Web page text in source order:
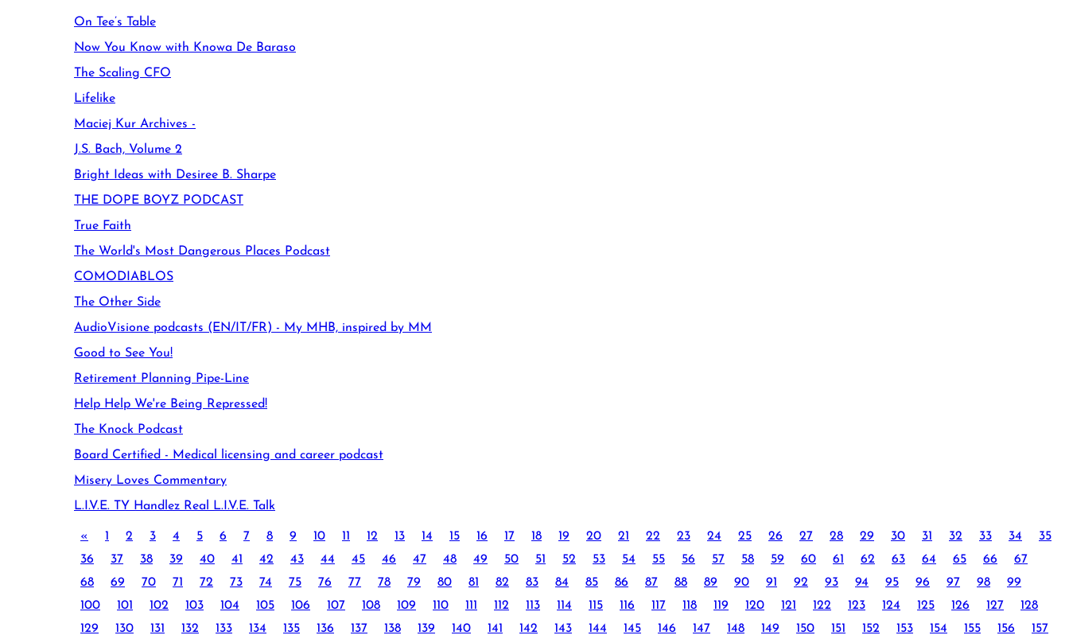
On Tee’s Table
Now You Know with Knowa De Baraso
The Scaling CFO
Lifelike
Maciej Kur Archives -
J.S. Bach, Volume 2
Bright Ideas with Desiree B. Sharpe
THE DOPE BOYZ PODCAST
True Faith
The World's Most Dangerous Places Podcast
COMODIABLOS
The Other Side
AudioVisione podcasts (EN/IT/FR) - My MHB, inspired by MM
Good to See You!
Retirement Planning Pipe-Line
Help Help We're Being Repressed!
The Knock Podcast
Board Certified - Medical licensing and career podcast
Misery Loves Commentary
L.I.V.E. TY Handlez Real L.I.V.E. Talk
« 1 2 3 4 5 6 7 8 9 10 11 12 13 14 15 16 17 18 19 20 21 22 23 24 25 26 27 28 29 30 31 32 33 34
35
36
37 38 39 40 41 42 43 44 45 46 47 48 49 50 51 52 53 54 55 56 57 58 59 60 61 62 63 64 65 66
67
68
69 70 71 72 73 74 75 76 77 78 79 80 81 82 83 84 85 86 87 88 89 90 91 92 93 94 95 96 97 98
99
100
101 102 103 104 105 106 107 108 109 110 111 112 113 114 115 116 117 118 119 120 121 122 123 124 125 126 127
128
129
130 131 132 133 134 135 136 137 138 139 140 141 142 143 144 145 146 147 148 149 150 151 152 153 154 155 156
157